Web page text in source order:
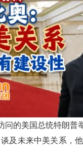
的美国总统特朗普
及未来中美关系，